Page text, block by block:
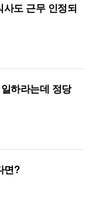
도 근무 인정되
하라는데 정당
면?